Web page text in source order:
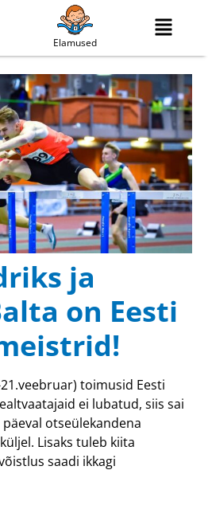
Elamused
ja
on Eesti
toimusid Eesti
ei lubatud, siis sai
otseülekandena
Lisaks tuleb kiita
saadi ikkagi